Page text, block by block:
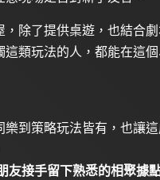
除了提供桌遊，也結合
類玩法的人，都能在這
到策略玩法皆有，也讓
友接手留下熟悉的相聚據